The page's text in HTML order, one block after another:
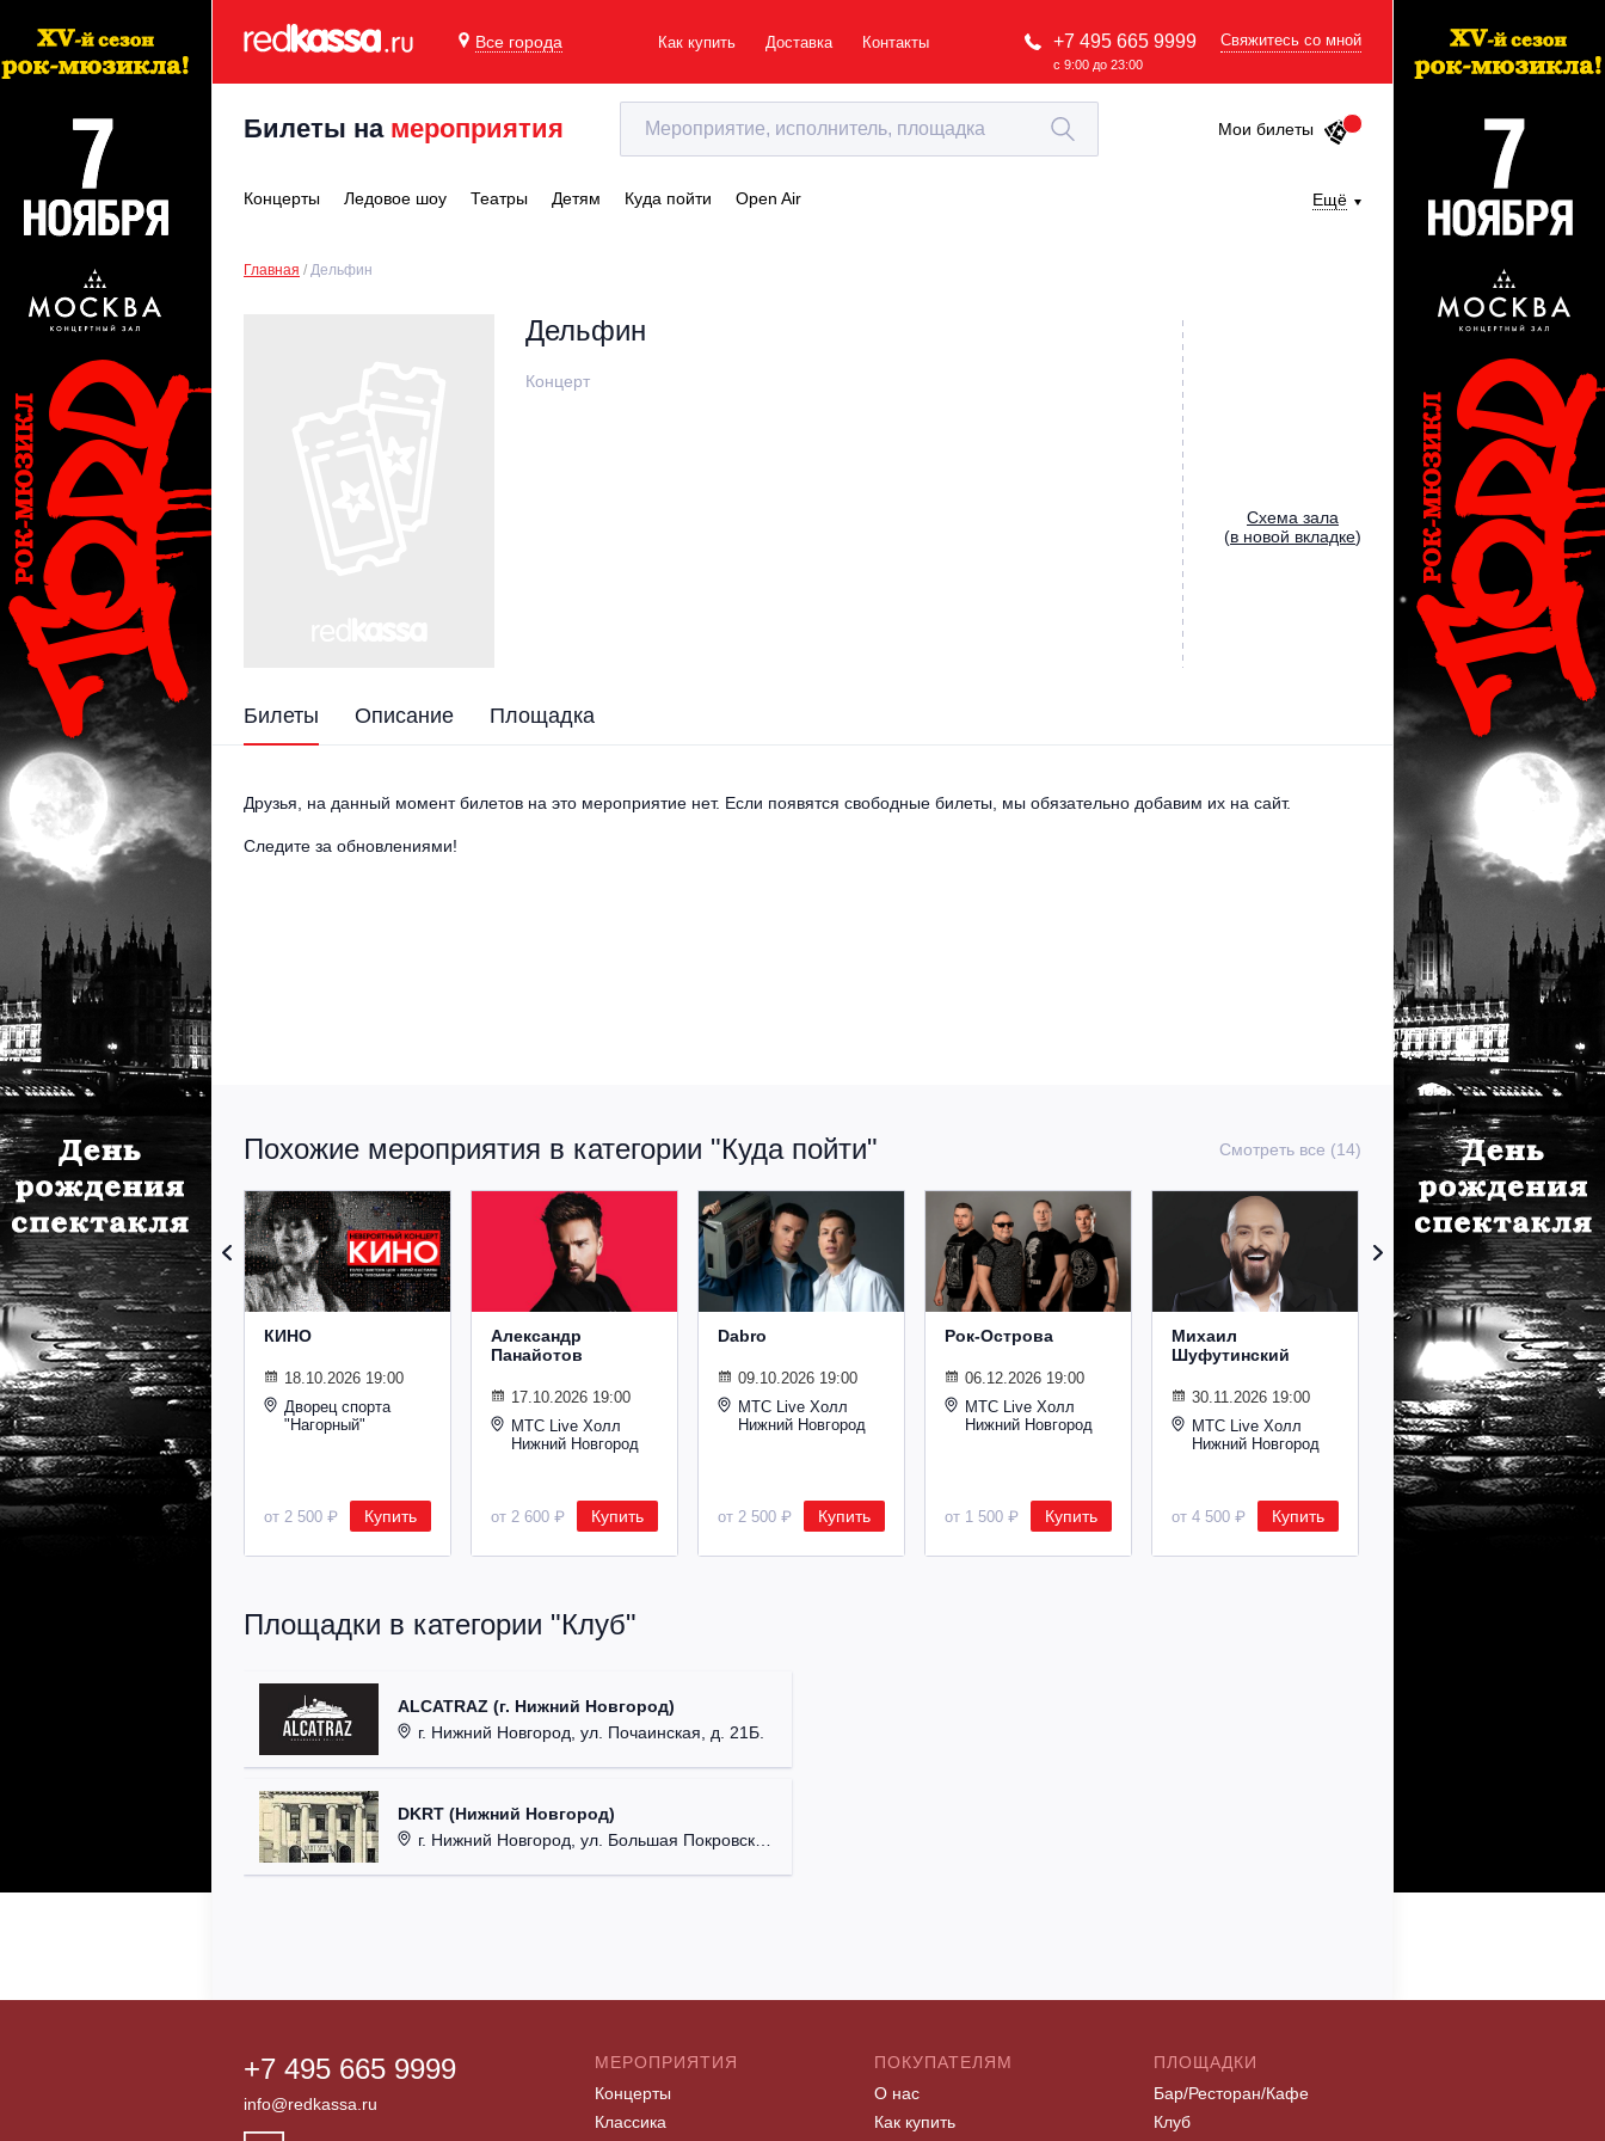
Все города Как купить Доставка Контакты +7 495 665 9999
с 9:00 до 23:00
Свяжитесь со мной
Билеты на мероприятия Мои билеты
Концерты Ледовое шоу Театры Детям Куда пойти Open Air Ещё
Главная Дельфин
Дельфин
Концерт
Cхема зала
(в новой вкладке)
Билеты Описание Площадка
Друзья, на данный момент билетов на это мероприятие нет. Если появятся свободные билеты, мы обязательно добавим их на сайт.
Следите за обновлениями!
Похожие мероприятия в категории "Куда пойти" Смотреть все (14)
КИНО
18.10.2026 19:00
Дворец спорта
"Нагорный"
от 2 500 ₽ Купить
Александр
Панайотов
17.10.2026 19:00
МТС Live Холл
Нижний Новгород
от 2 600 ₽ Купить
Dabro
09.10.2026 19:00
МТС Live Холл
Нижний Новгород
от 2 500 ₽ Купить
Рок-Острова
06.12.2026 19:00
МТС Live Холл
Нижний Новгород
от 1 500 ₽ Купить
Михаил
Шуфутинский
30.11.2026 19:00
МТС Live Холл
Нижний Новгород
от 4 500 ₽ Купить
Сурганова и
Оркестр
02.11.2026 19:00
МТС Live Холл
Нижний Новгород
от 2 600 ₽ Купить
Площадки в категории "Клуб"
ALCATRAZ (г. Нижний Новгород)
г. Нижний Новгород, ул. Почаинская, д. 21Б.
DKRT (Нижний Новгород)
г. Нижний Новгород, ул. Большая Покровская, д. 18.
+7 495 665 9999
info@redkassa.ru
МЕРОПРИЯТИЯ
Концерты
Классика
ПОКУПАТЕЛЯМ
О нас
Как купить
ПЛОЩАДКИ
Бар/Ресторан/Кафе
Клуб